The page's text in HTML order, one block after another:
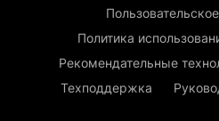
Политика
Рекомендательные
Техподдержка